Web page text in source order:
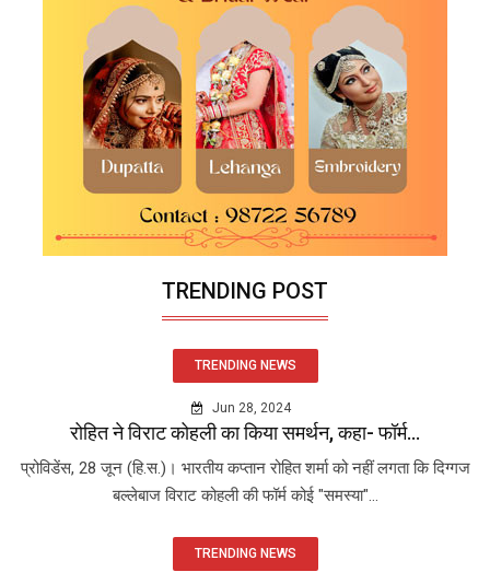
TRENDING POST
TRENDING NEWS
Jun 28, 2024
रोहित ने विराट कोहली का किया समर्थन, कहा- फॉर्म...
प्रोविडेंस, 28 जून (हि.स.)। भारतीय कप्तान रोहित शर्मा को नहीं लगता कि दिग्गज
बल्लेबाज विराट कोहली की फॉर्म कोई "समस्या"...
TRENDING NEWS